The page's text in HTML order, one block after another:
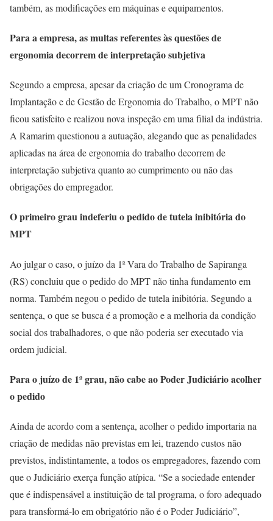
também, as modificações em máquinas e equipamentos.
Para a empresa, as multas referentes às questões de
ergonomia decorrem de interpretação subjetiva
Segundo a empresa, apesar da criação de um Cronograma de
Implantação e de Gestão de Ergonomia do Trabalho, o MPT não
ficou satisfeito e realizou nova inspeção em uma filial da indústria.
A Ramarim questionou a autuação, alegando que as penalidades
aplicadas na área de ergonomia do trabalho decorrem de
interpretação subjetiva quanto ao cumprimento ou não das
obrigações do empregador.
O primeiro grau indeferiu o pedido de tutela inibitória do
MPT
Ao julgar o caso, o juízo da 1ª Vara do Trabalho de Sapiranga
(RS) concluiu que o pedido do MPT não tinha fundamento em
norma. Também negou o pedido de tutela inibitória. Segundo a
sentença, o que se busca é a promoção e a melhoria da condição
social dos trabalhadores, o que não poderia ser executado via
ordem judicial.
Para o juízo de 1º grau, não cabe ao Poder Judiciário acolher
o pedido
Ainda de acordo com a sentença, acolher o pedido importaria na
criação de medidas não previstas em lei, trazendo custos não
previstos, indistintamente, a todos os empregadores, fazendo com
que o Judiciário exerça função atípica. “Se a sociedade entender
que é indispensável a instituição de tal programa, o foro adequado
para transformá-lo em obrigatório não é o Poder Judiciário”,